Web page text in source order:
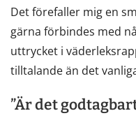
Det förefaller mig en
gärna förbindes med
uttrycket i
tilltalande än det
”Är det